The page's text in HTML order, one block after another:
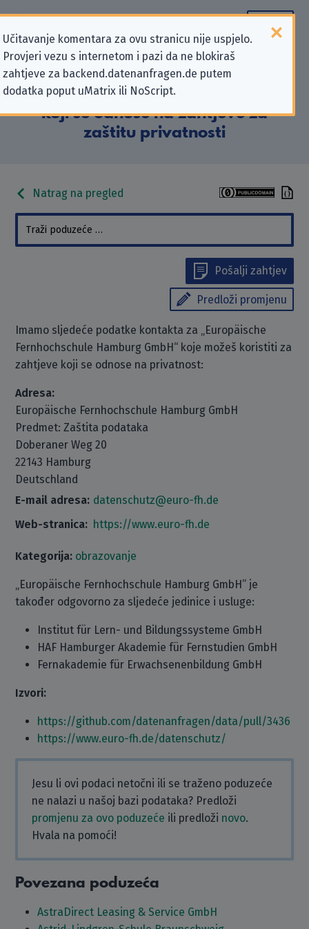
Učitavanje komentara za ovu stranicu nije uspjelo.
Provjeri vezu s internetom i pazi da ne blokiraš
zahtjeve za backend.datenanfragen.de putem
dodatka poput uMatrix ili NoScript.
Podaci kontakta „Europäische
Fernhochschule Hamburg GmbH”
koji se odnose na zahtjeve za
zaštitu privatnosti
Natrag na pregled
Pošalji zahtjev
Predloži promjenu
Imamo sljedeće podatke kontakta za „Europäische
Fernhochschule Hamburg GmbH“ koje možeš koristiti za
zahtjeve koji se odnose na privatnost:
Adresa:
Europäische Fernhochschule Hamburg GmbH
Predmet: Zaštita podataka
Doberaner Weg 20
22143 Hamburg
Deutschland
E-mail adresa: datenschutz@euro-fh.de
Web-stranica: https://www.euro-fh.de
Kategorija: obrazovanje
„Europäische Fernhochschule Hamburg GmbH” je
također odgovorno za sljedeće jedinice i usluge:
Institut für Lern- und Bildungssysteme GmbH
HAF Hamburger Akademie für Fernstudien GmbH
Fernakademie für Erwachsenenbildung GmbH
Izvori:
https://github.com/datenanfragen/data/pull/3436
https://www.euro-fh.de/datenschutz/
Jesu li ovi podaci netočni ili se traženo poduzeće
ne nalazi u našoj bazi podataka? Predloži
promjenu za ovo poduzeće ili predloži novo.
Hvala na pomoći!
Povezana poduzeća
AstraDirect Leasing & Service GmbH